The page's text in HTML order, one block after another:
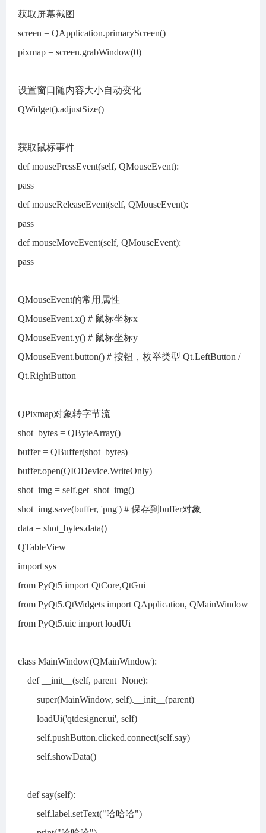
获取屏幕截图
screen = QApplication.primaryScreen()
pixmap = screen.grabWindow(0)
设置窗口随内容大小自动变化
QWidget().adjustSize()
获取鼠标事件
def mousePressEvent(self, QMouseEvent):
pass
def mouseReleaseEvent(self, QMouseEvent):
pass
def mouseMoveEvent(self, QMouseEvent):
pass
QMouseEvent的常用属性
QMouseEvent.x() # 鼠标坐标x
QMouseEvent.y() # 鼠标坐标y
QMouseEvent.button() # 按钮，枚举类型 Qt.LeftButton /
Qt.RightButton
QPixmap对象转字节流
shot_bytes = QByteArray()
buffer = QBuffer(shot_bytes)
buffer.open(QIODevice.WriteOnly)
shot_img = self.get_shot_img()
shot_img.save(buffer, 'png') # 保存到buffer对象
data = shot_bytes.data()
QTableView
import sys
from PyQt5 import QtCore,QtGui
from PyQt5.QtWidgets import QApplication, QMainWindow
from PyQt5.uic import loadUi
class MainWindow(QMainWindow):
def __init__(self, parent=None):
super(MainWindow, self).__init__(parent)
loadUi('qtdesigner.ui', self)
self.pushButton.clicked.connect(self.say)
self.showData()
def say(self):
self.label.setText("哈哈哈")